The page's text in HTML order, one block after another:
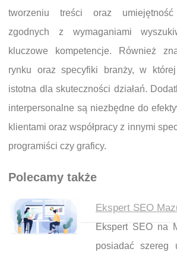
tworzeniu treści oraz
zgodnych z wymaganiami
kluczowe kompetencje. Również
rynku oraz specyfiki branży, w
istotna dla skuteczności działań.
interpersonalne są niezbędne do
klientami oraz współpracy z innymi
programiści czy graficy.
Polecamy także
Ekspert SEO
Ekspert SEO na
posiadać szereg
Nawigacja wpisu